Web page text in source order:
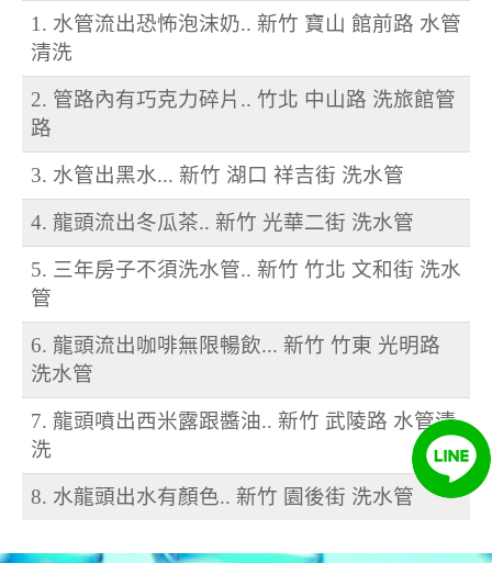
1. 水管流出恐怖泡沫奶.. 新竹 寶山 館前路 水管
清洗
2. 管路內有巧克力碎片.. 竹北 中山路 洗旅館管
路
3. 水管出黑水... 新竹 湖口 祥吉街 洗水管
4. 龍頭流出冬瓜茶.. 新竹 光華二街 洗水管
5. 三年房子不須洗水管.. 新竹 竹北 文和街 洗水
管
6. 龍頭流出咖啡無限暢飲... 新竹 竹東 光明路
洗水管
7. 龍頭噴出西米露跟醬油.. 新竹 武陵路 水管清
洗
8. 水龍頭出水有顏色.. 新竹 園後街 洗水管